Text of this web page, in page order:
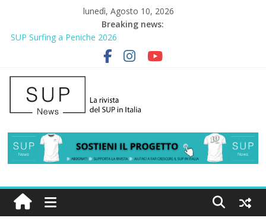
lunedì, Agosto 10, 2026
Breaking news:
SUP Surfing a Peniche 2026
AirSUP a Gallico: prima storica gara per Reggio Calabria
Gallico Paddle Fest 2026: sul lungomare di Gallico torna la festa
del SUP
Porto Selvaggio, a lezione di soccorso con la giornata della
prevenzione
2° Urban Sup Trophy: la regata solidale per lo IOR